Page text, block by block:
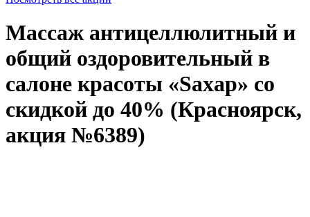
Массаж антицеллюлитный и
общий оздоровительный в
салоне красоты «Sахар» со
скидкой до 40% (Красноярск,
акция №6389)